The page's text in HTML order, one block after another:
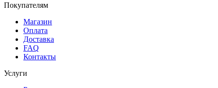
Покупателям
Магазин
Оплата
Доставка
FAQ
Контакты
Услуги